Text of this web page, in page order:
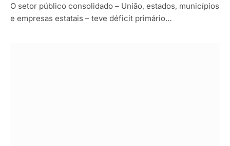
O setor público consolidado – União, estados, municípios
e empresas estatais – teve déficit primário…